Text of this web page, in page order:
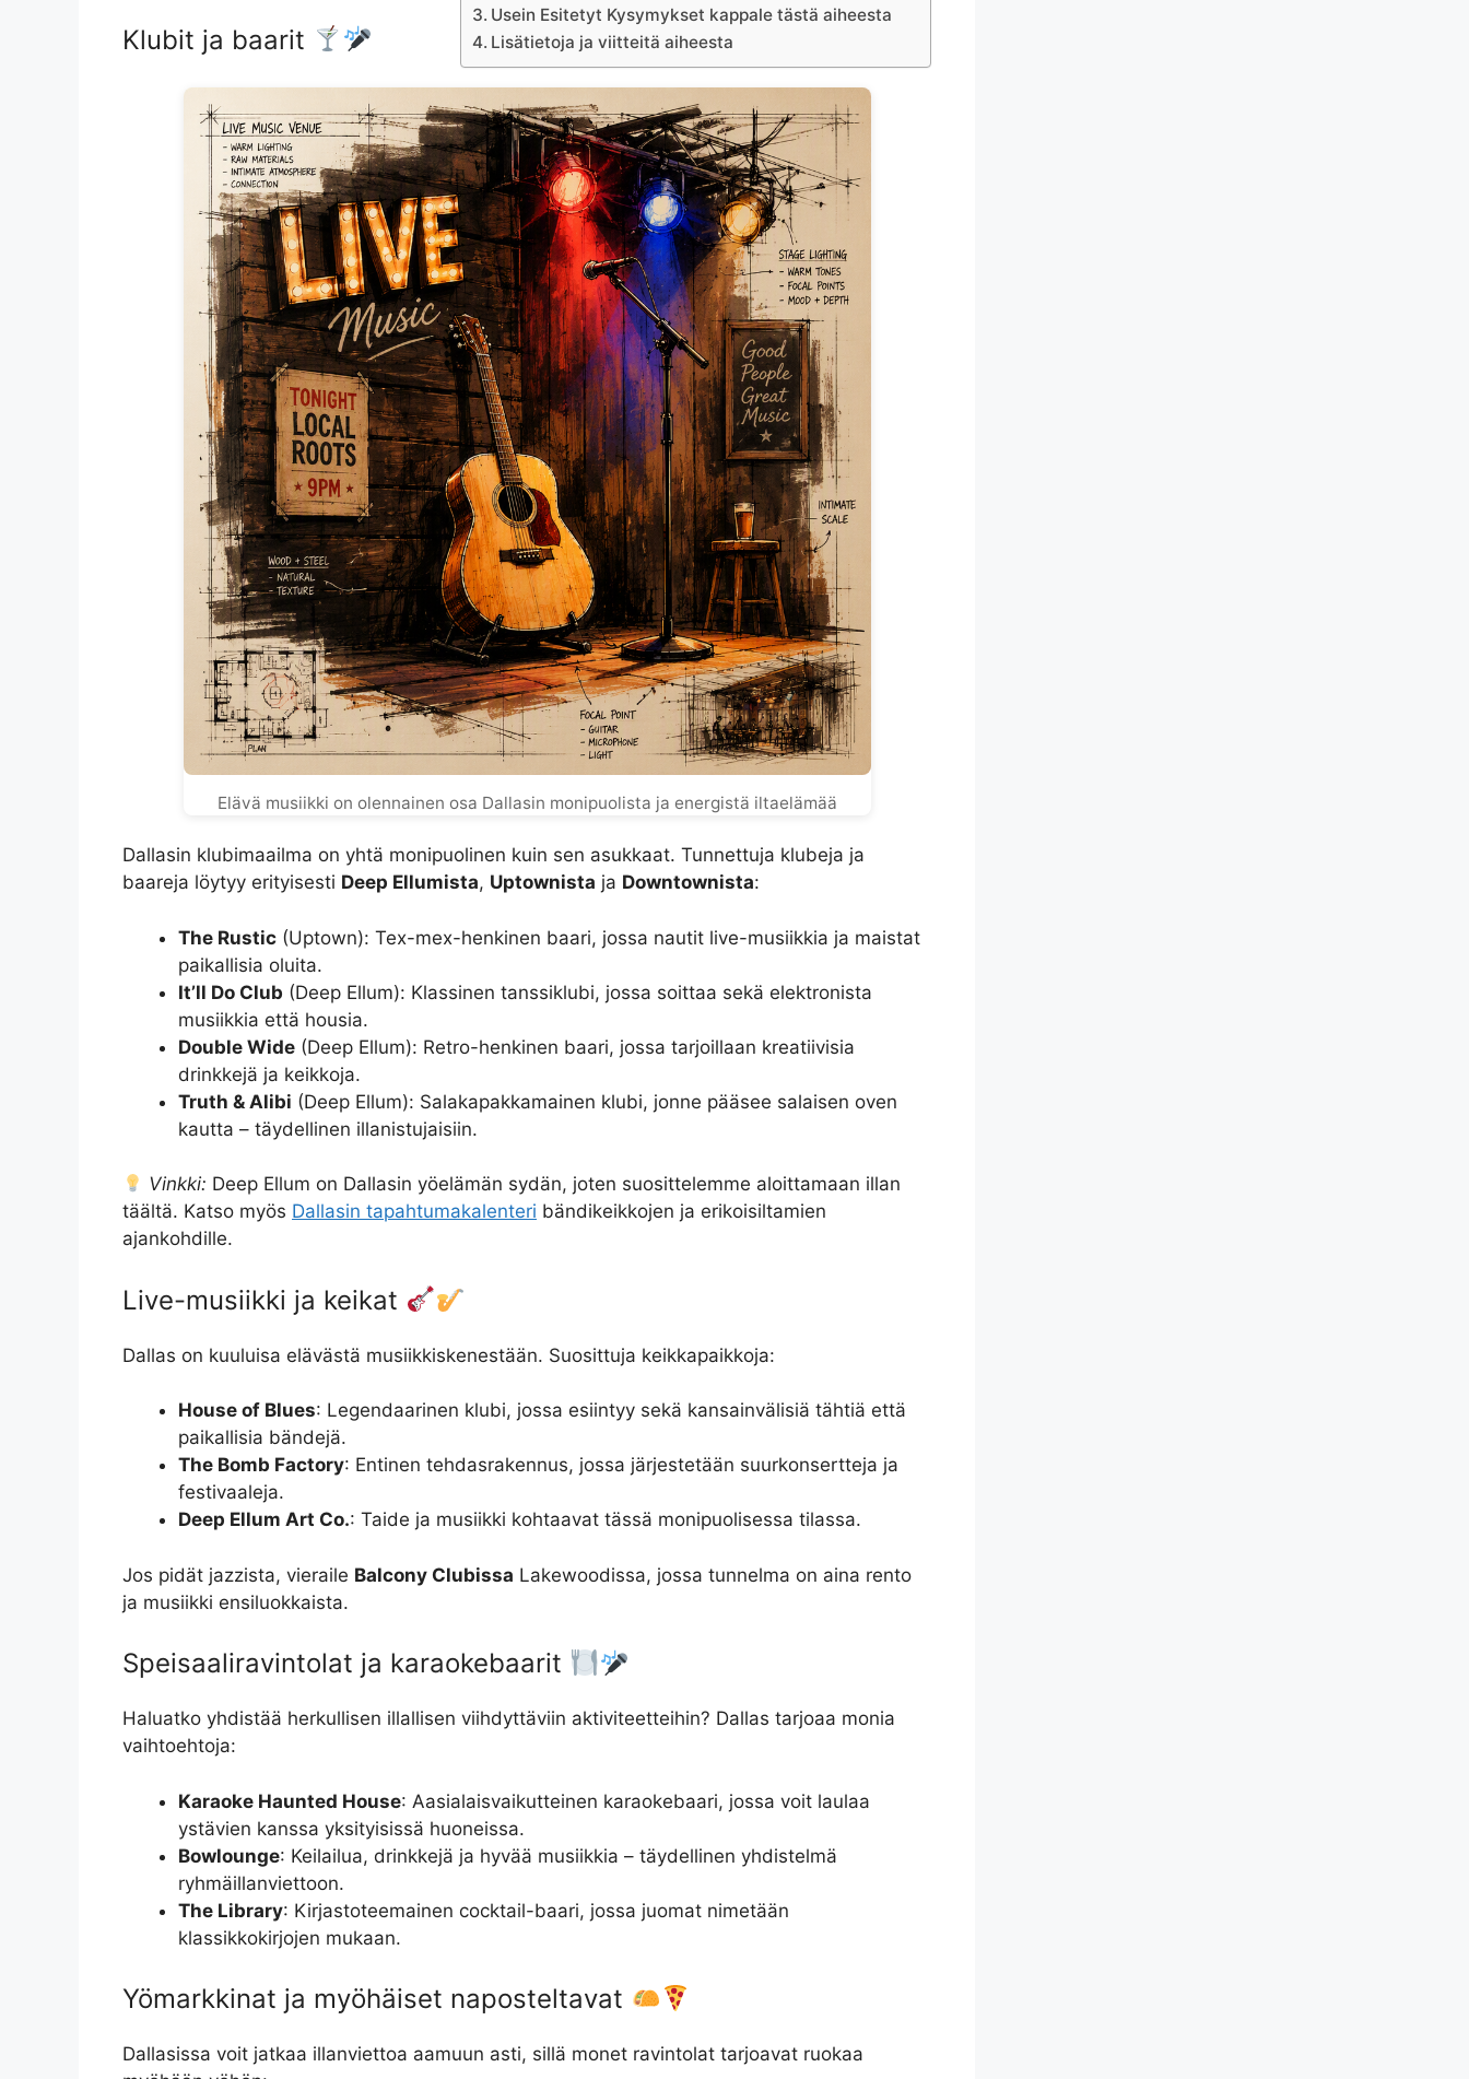
Usein Esitetyt Kysymykset kappale tästä aiheesta
Lisätietoja ja viitteitä aiheesta
Klubit ja baarit
Elävä musiikki on olennainen osa Dallasin monipuolista ja energistä iltaelämää
Dallasin klubimaailma on yhtä monipuolinen kuin sen asukkaat. Tunnettuja klubeja ja
baareja löytyy erityisesti Deep Ellumista, Uptownista ja Downtownista:
The Rustic (Uptown): Tex-mex-henkinen baari, jossa nautit live-musiikkia ja maistat
paikallisia oluita.
It’ll Do Club (Deep Ellum): Klassinen tanssiklubi, jossa soittaa sekä elektronista
musiikkia että housia.
Double Wide (Deep Ellum): Retro-henkinen baari, jossa tarjoillaan kreatiivisia
drinkkejä ja keikkoja.
Truth & Alibi (Deep Ellum): Salakapakkamainen klubi, jonne pääsee salaisen oven
kautta – täydellinen illanistujaisiin.
Vinkki: Deep Ellum on Dallasin yöelämän sydän, joten suosittelemme aloittamaan illan
täältä. Katso myös Dallasin tapahtumakalenteri bändikeikkojen ja erikoisiltamien
ajankohdille.
Live-musiikki ja keikat
Dallas on kuuluisa elävästä musiikkiskenestään. Suosittuja keikkapaikkoja:
House of Blues: Legendaarinen klubi, jossa esiintyy sekä kansainvälisiä tähtiä että
paikallisia bändejä.
The Bomb Factory: Entinen tehdasrakennus, jossa järjestetään suurkonsertteja ja
festivaaleja.
Deep Ellum Art Co.: Taide ja musiikki kohtaavat tässä monipuolisessa tilassa.
Jos pidät jazzista, vieraile Balcony Clubissa Lakewoodissa, jossa tunnelma on aina rento
ja musiikki ensiluokkaista.
Speisaaliravintolat ja karaokebaarit
Haluatko yhdistää herkullisen illallisen viihdyttäviin aktiviteetteihin? Dallas tarjoaa monia
vaihtoehtoja:
Karaoke Haunted House: Aasialaisvaikutteinen karaokebaari, jossa voit laulaa
ystävien kanssa yksityisissä huoneissa.
Bowlounge: Keilailua, drinkkejä ja hyvää musiikkia – täydellinen yhdistelmä
ryhmäillanviettoon.
The Library: Kirjastoteemainen cocktail-baari, jossa juomat nimetään
klassikkokirjojen mukaan.
Yömarkkinat ja myöhäiset naposteltavat
Dallasissa voit jatkaa illanviettoa aamuun asti, sillä monet ravintolat tarjoavat ruokaa